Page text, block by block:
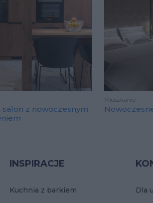
salon z nowoczesnym
Mieszkanie
INSPIRACJE
Kuchnia z barkiem Dla